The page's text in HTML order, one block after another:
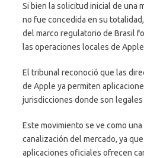
Si bien la solicitud inicial de una
no fue concedida en su
del marco regulatorio de Brasil
las operaciones locales de
El tribunal reconoció que las
de Apple ya permiten
jurisdicciones donde son
Este movimiento se ve como
canalización del mercado, ya
aplicaciones oficiales ofrecen